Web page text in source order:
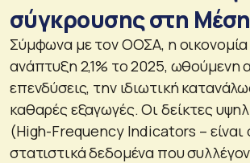
σύγκρουσης στη
Σύμφωνα με τον ΟΟΣΑ, η
ανάπτυξη 2,1% το 2025, ωθούμενη
επενδύσεις, την ιδιωτική
καθαρές εξαγωγές. Οι δείκτες
(High-Frequency Indicators – είναι
στατιστικά δεδομένα που